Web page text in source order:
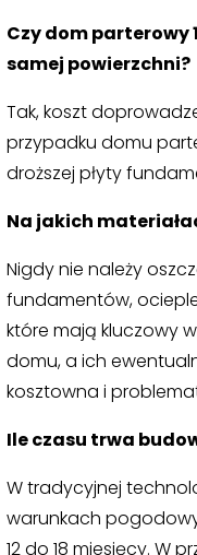
Czy dom parterowy
samej powierzchni?
Tak, koszt
przypadku domu
droższej płyty
Na jakich
Nigdy nie należy
fundamentów,
które mają kluczowy
domu, a ich
kosztowna i
Ile czasu trwa
W tradycyjnej
warunkach
12 do 18 miesięcy. W